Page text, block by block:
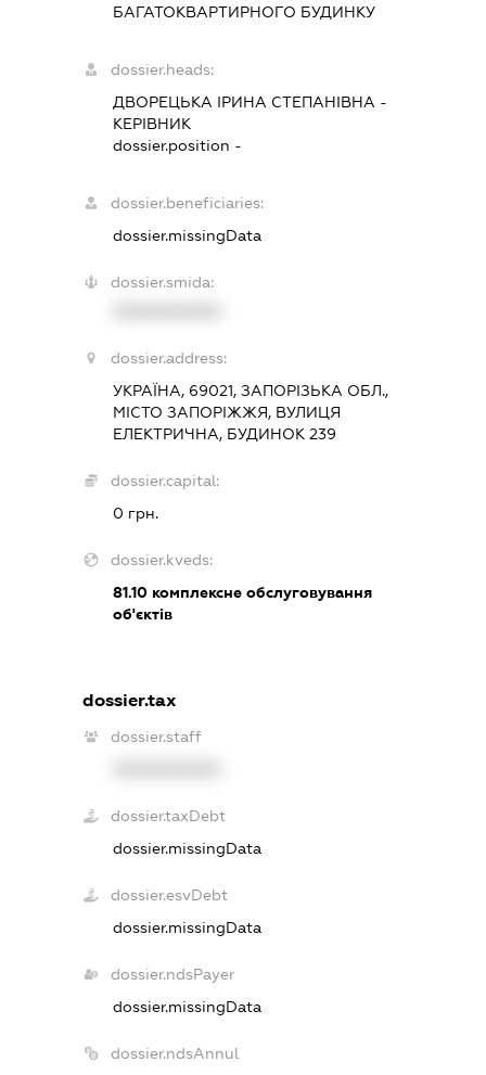
БАГАТОКВАРТИРНОГО БУДИНКУ
dossier.heads:
ДВОРЕЦЬКА ІРИНА СТЕПАНІВНА -
КЕРІВНИК
dossier.position -
dossier.beneficiaries:
dossier.missingData
dossier.smida:
dossier.address:
УКРАЇНА, 69021, ЗАПОРІЗЬКА ОБЛ.,
МІСТО ЗАПОРІЖЖЯ, ВУЛИЦЯ
ЕЛЕКТРИЧНА, БУДИНОК 239
dossier.capital:
0 грн.
dossier.kveds:
81.10комплексне обслуговування
об'єктів
dossier.tax
dossier.staff
dossier.taxDebt
dossier.missingData
dossier.esvDebt
dossier.missingData
dossier.ndsPayer
dossier.missingData
dossier.ndsAnnul